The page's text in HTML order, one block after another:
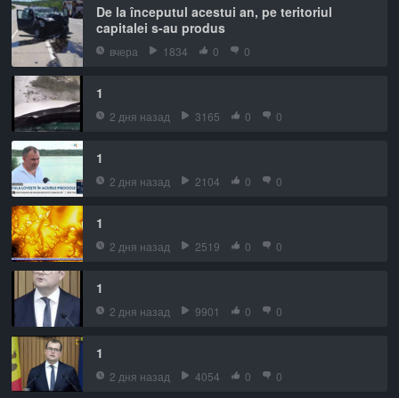
De la începutul acestui an, pe teritoriul
capitalei s-au produs
вчера 1834 0 0
1
2 дня назад 3165 0 0
1
2 дня назад 2104 0 0
1
2 дня назад 2519 0 0
1
2 дня назад 9901 0 0
1
2 дня назад 4054 0 0